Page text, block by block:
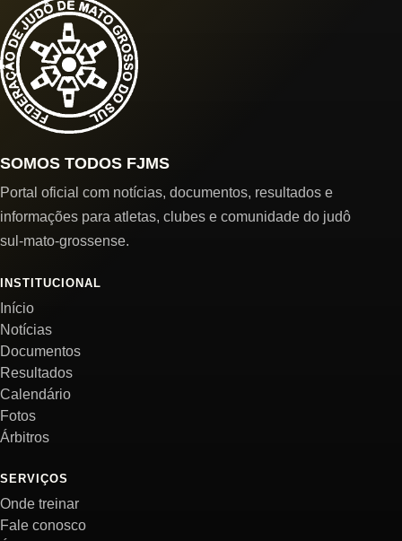
SOMOS TODOS FJMS
Portal oficial com notícias, documentos, resultados e
informações para atletas, clubes e comunidade do judô
sul-mato-grossense.
INSTITUCIONAL
Início
Notícias
Documentos
Resultados
Calendário
Fotos
Árbitros
SERVIÇOS
Onde treinar
Fale conosco